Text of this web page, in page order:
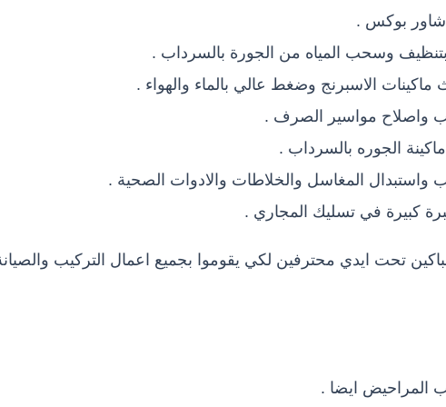
شاور بوكس .
بتنظيف وسحب المياه من الجورة بالسرداب .
الاسبرنج وضغط عالي بالماء والهواء .
واصلاح مواسير الصرف .
الجوره بالسرداب .
واستبدال المغاسل والخلاطات والادوات الصحية .
كبيرة في تسليك المجاري .
تحت ايدي محترفين لكي يقوموا بجميع اعمال التركيب
المراحيض ايضا .